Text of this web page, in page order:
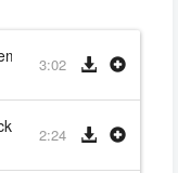
3:02
2:24